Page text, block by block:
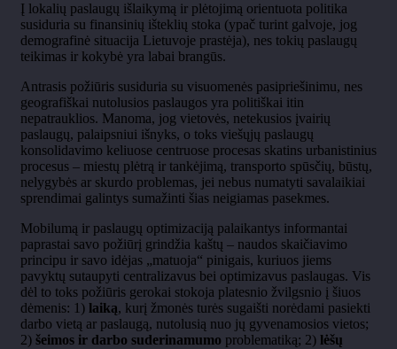
Į lokalių paslaugų išlaikymą ir plėtojimą orientuota politika
susiduria su finansinių išteklių stoka (ypač turint galvoje, jog
demografinė situacija Lietuvoje prastėja), nes tokių paslaugų
teikimas ir kokybė yra labai brangūs.
Antrasis požiūris susiduria su visuomenės pasipriešinimu, nes
geografiškai nutolusios paslaugos yra politiškai itin
nepatrauklios. Manoma, jog vietovės, netekusios įvairių
paslaugų, palaipsniui išnyks, o toks viešųjų paslaugų
konsolidavimo keliuose centruose procesas skatins urbanistinius
procesus – miestų plėtrą ir tankėjimą, transporto spūsčių, būstų,
nelygybės ar skurdo problemas, jei nebus numatyti savalaikiai
sprendimai galintys sumažinti šias neigiamas pasekmes.
Mobilumą ir paslaugų optimizaciją palaikantys informantai
paprastai savo požiūrį grindžia kaštų – naudos skaičiavimo
principu ir savo idėjas „matuoja“ pinigais, kuriuos jiems
pavyktų sutaupyti centralizavus bei optimizavus paslaugas. Vis
dėl to toks požiūris gerokai stokoja platesnio žvilgsnio į šiuos
dėmenis: 1) laiką, kurį žmonės turės sugaišti norėdami pasiekti
darbo vietą ar paslaugą, nutolusią nuo jų gyvenamosios vietos;
2) šeimos ir darbo suderinamumo problematiką; 2) lėšų